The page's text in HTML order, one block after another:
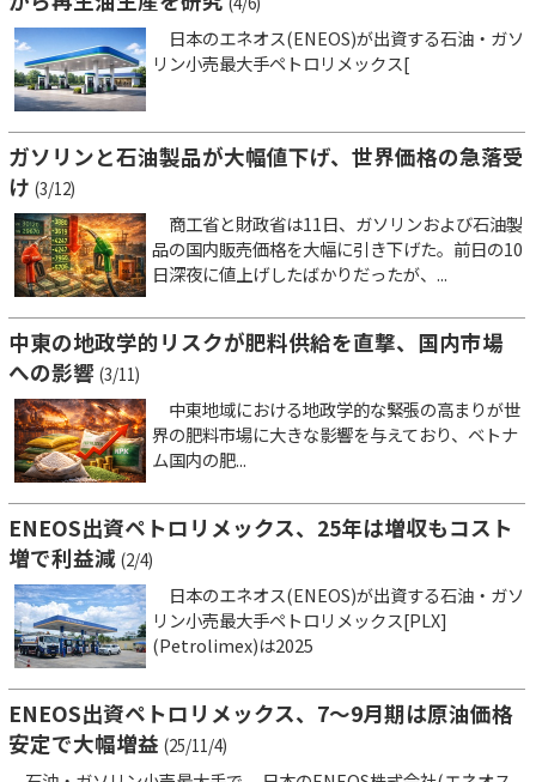
日本のエネオス(ENEOS)が出資する石油・ガソ
リン小売最大手ペトロリメックス[
ガソリンと石油製品が大幅値下げ、世界価格の急落受
け (3/12)
商工省と財政省は11日、ガソリンおよび石油製
品の国内販売価格を大幅に引き下げた。前日の10
日深夜に値上げしたばかりだったが、...
中東の地政学的リスクが肥料供給を直撃、国内市場
への影響 (3/11)
中東地域における地政学的な緊張の高まりが世
界の肥料市場に大きな影響を与えており、ベトナ
ム国内の肥...
ENEOS出資ペトロリメックス、25年は増収もコスト
増で利益減 (2/4)
日本のエネオス(ENEOS)が出資する石油・ガソ
リン小売最大手ペトロリメックス[PLX]
(Petrolimex)は2025
ENEOS出資ペトロリメックス、7～9月期は原油価格
安定で大幅増益 (25/11/4)